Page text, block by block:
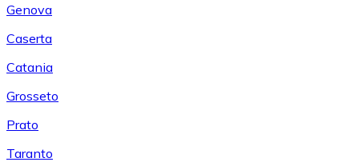
Genova
Caserta
Catania
Grosseto
Prato
Taranto